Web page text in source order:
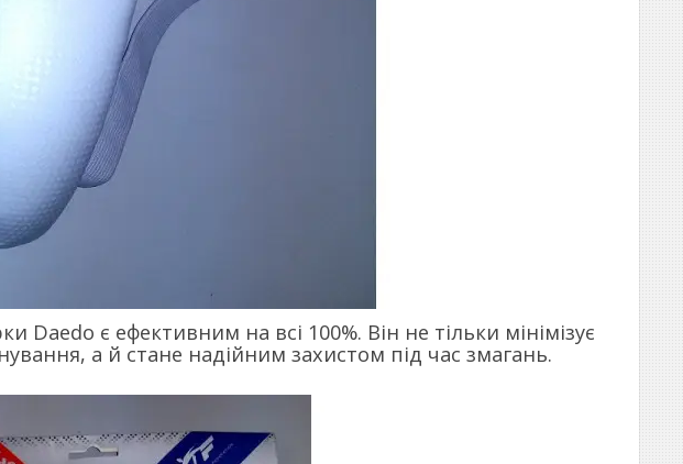
Daedo є ефективним на всі 100%. Він не тільки мінімізує
а й стане надійним захистом під час змагань.